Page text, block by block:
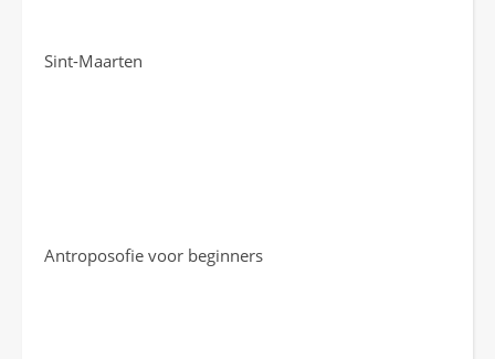
Sint-Maarten
Antroposofie voor beginners